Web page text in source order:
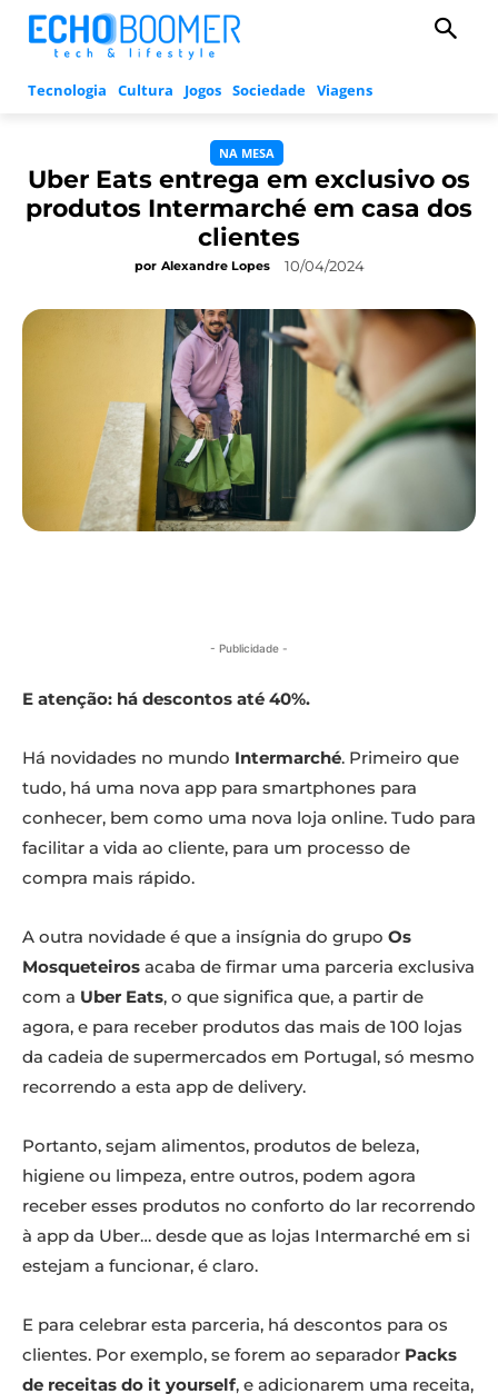
Tecnologia Cultura Jogos Sociedade Viagens
NA MESA
Uber Eats entrega em exclusivo os
produtos Intermarché em casa dos
clientes
por Alexandre Lopes 10/04/2024
- Publicidade -
E atenção: há descontos até 40%.
Há novidades no mundo Intermarché. Primeiro que
tudo, há uma nova app para smartphones para
conhecer, bem como uma nova loja online. Tudo para
facilitar a vida ao cliente, para um processo de
compra mais rápido.
A outra novidade é que a insígnia do grupo Os
Mosqueteiros acaba de firmar uma parceria exclusiva
com a Uber Eats, o que significa que, a partir de
agora, e para receber produtos das mais de 100 lojas
da cadeia de supermercados em Portugal, só mesmo
recorrendo a esta app de delivery.
Portanto, sejam alimentos, produtos de beleza,
higiene ou limpeza, entre outros, podem agora
receber esses produtos no conforto do lar recorrendo
à app da Uber… desde que as lojas Intermarché em si
estejam a funcionar, é claro.
E para celebrar esta parceria, há descontos para os
clientes. Por exemplo, se forem ao separador Packs
de receitas do it yourself, e adicionarem uma receita,